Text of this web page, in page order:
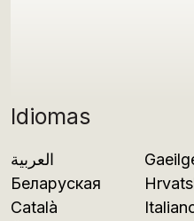
Idiomas
العربية
Беларуская
Català